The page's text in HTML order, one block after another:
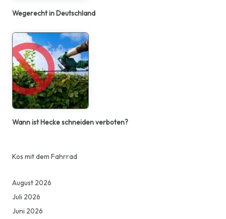
Wegerecht in Deutschland
Wann ist Hecke schneiden verboten?
Kos mit dem Fahrrad
August 2026
Juli 2026
Juni 2026